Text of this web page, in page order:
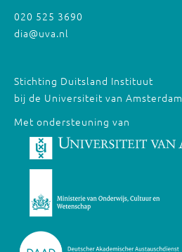
020 525 3690
dia@uva.nl
Stichting Duitsland Instituut
bij de Universiteit van Amsterdam
Met ondersteuning van